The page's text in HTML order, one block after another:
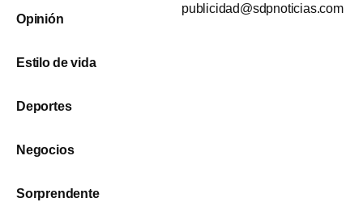
Opinión
Estilo de vida
Deportes
Negocios
Sorprendente
publicidad@sdpnoticias.com